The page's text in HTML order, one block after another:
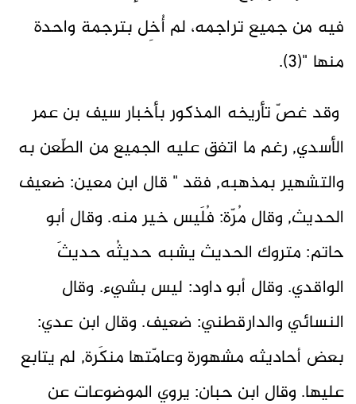
فيه من جميع تراجمه، لم أُخِل بترجمة واحدة
منها "(3).
وقد غصّ تأريخه المذكور بأخبار سيف بن عمر
الأسدي, رغم ما اتفق عليه الجميع من الطّعن به
والتشهير بمذهبه, فقد " قال ابن معين: ضعيف
الحديث, وقال مُرّة: فُلَيس خير منه. وقال أبو
حاتم: متروك الحديث يشبه حديثُه حديثَ
الواقدي. وقال أبو داود: ليس بشيء. وقال
النسائي والدارقطني: ضعيف. وقال ابن عدي:
بعض أحاديثه مشهورة وعامّتها منكَرة, لم يتابع
عليها. وقال ابن حبان: يروي الموضوعات عن